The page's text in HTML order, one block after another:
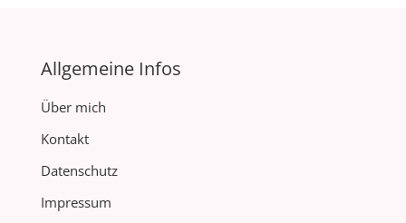
Allgemeine Infos
Über mich
Kontakt
Datenschutz
Impressum